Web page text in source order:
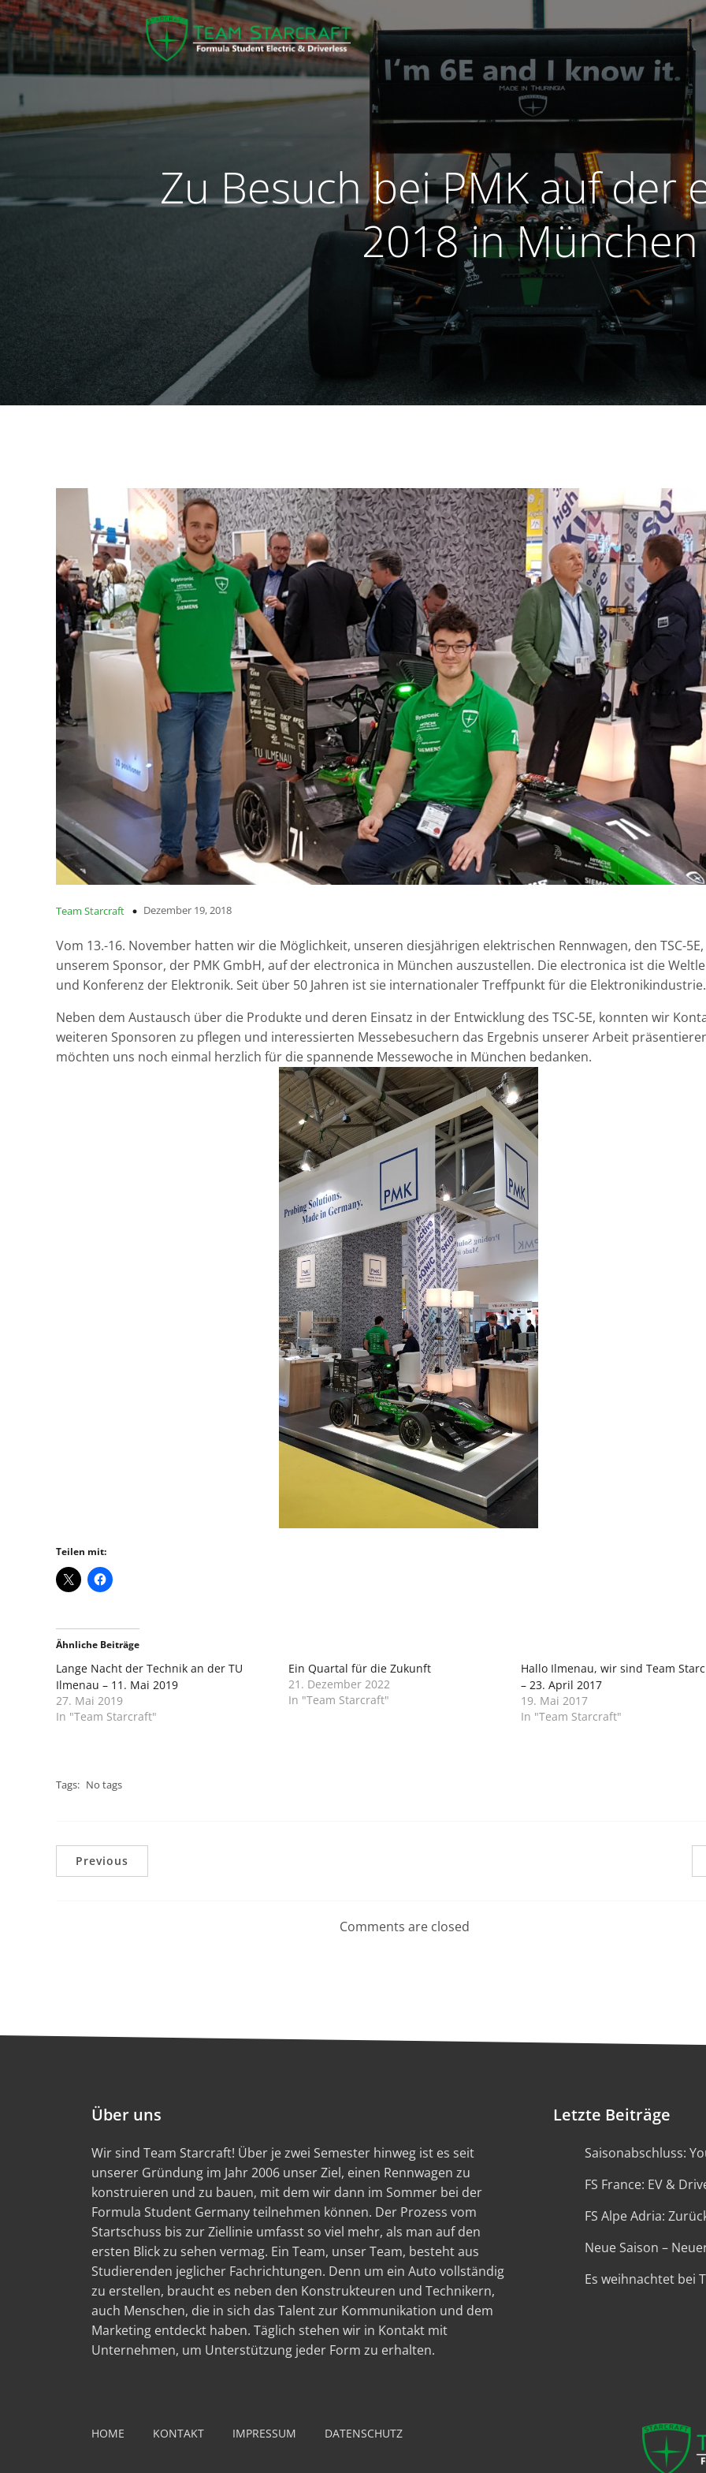
Zu Besuch bei PMK auf der
2018 in München
Team Starcraft Dezember 19, 2018
Vom 13.-16. November hatten wir die Möglichkeit, unseren diesjährigen elektrischen Rennwagen, den TSC-
unserem Sponsor, der PMK GmbH, auf der electronica in München auszustellen. Die electronica ist die
und Konferenz der Elektronik. Seit über 50 Jahren ist sie internationaler Treffpunkt für die Elektronikindustrie.
Neben dem Austausch über die Produkte und deren Einsatz in der Entwicklung des TSC-5E, konnten wir
weiteren Sponsoren zu pflegen und interessierten Messebesuchern das Ergebnis unserer Arbeit
möchten uns noch einmal herzlich für die spannende Messewoche in München bedanken.
Teilen mit:
Ähnliche Beiträge
Lange Nacht der Technik an der TU
Ilmenau – 11. Mai 2019
27. Mai 2019
In "Team Starcraft"
Ein Quartal für die Zukunft
21. Dezember 2022
In "Team Starcraft"
Hallo Ilmenau, wir sind Team
– 23. April 2017
19. Mai 2017
In "Team Starcraft"
Tags: No tags
Previous
Comments are closed
Über uns
Wir sind Team Starcraft! Über je zwei Semester hinweg ist es seit
unserer Gründung im Jahr 2006 unser Ziel, einen Rennwagen zu
konstruieren und zu bauen, mit dem wir dann im Sommer bei der
Formula Student Germany teilnehmen können. Der Prozess vom
Startschuss bis zur Ziellinie umfasst so viel mehr, als man auf den
ersten Blick zu sehen vermag. Ein Team, unser Team, besteht aus
Studierenden jeglicher Fachrichtungen. Denn um ein Auto vollständig
zu erstellen, braucht es neben den Konstrukteuren und Technikern,
auch Menschen, die in sich das Talent zur Kommunikation und dem
Marketing entdeckt haben. Täglich stehen wir in Kontakt mit
Unternehmen, um Unterstützung jeder Form zu erhalten.
Letzte Beiträge
Saisonabschluss:
FS France: EV &
FS Alpe Adria:
Neue Saison –
Es weihnachtet bei
HOME KONTAKT IMPRESSUM DATENSCHUTZ